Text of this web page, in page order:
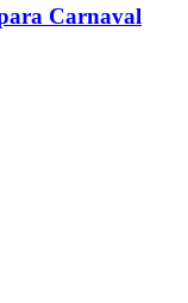
Carnaval